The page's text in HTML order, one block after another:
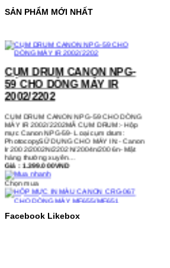
SẢN PHẨM MỚI NHẤT
CỤM DRUM CANON NPG-
2002/2202
CỤM DRUM CANON NPG-59 CHO DÒNG
MÁY IR 2002/2202MÃ CỤM DRUM:- Hộp
mực Canon NPG-59- Loại cụm drum:
PhotocopySỬ DỤNG CHO MÁY IN:- Canon
Ir 2002/2002N/2202N/2004n/2006n- Mặt
hàng thường xuyên…
Giá : 1.399.000VND
Chọn mua
HỘP MỰC IN MÀU CANON
CRG-067 CHO DÒNG MÁY
Facebook Likebox